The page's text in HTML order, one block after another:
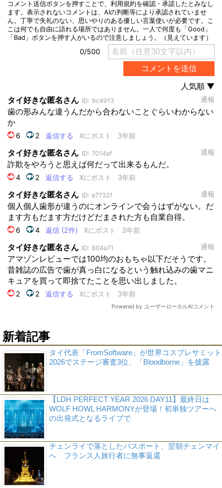
新着記事
タイ代表「FromSoftware」が世界コスプレサミット
2026でステージ審査3位、「Bloodborne」を披露
【LDH PERFECT YEAR 2026 DAY11】最終日は
WOLF HOWL HARMONYが登場！初単独ツアーへ
の出発式となるライブで
チェンライで落としたパスポート、翌朝チェンマイ
へ フランス人旅行者に無事返還